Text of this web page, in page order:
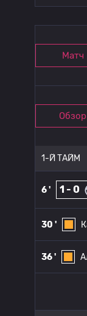
Матч
Обзор
1-Й ТАЙМ
6 ' 1 - 0
30 '
36 '